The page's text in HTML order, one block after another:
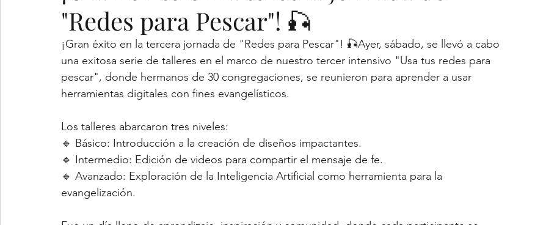
Amigos de Jesus Formacion Predica Escritas Las Acacias Ministry
"Redes para Pescar"! 🎣
¡Gran éxito en la tercera jornada de "Redes para Pescar"! 🎣Ayer, sábado, se llevó a cabo
una exitosa serie de talleres en el marco de nuestro tercer intensivo "Usa tus redes para
pescar", donde hermanos de 30 congregaciones, se reunieron para aprender a usar
herramientas digitales con fines evangelísticos.
Los talleres abarcaron tres niveles:
🔹 Básico: Introducción a la creación de diseños impactantes.
🔹 Intermedio: Edición de videos para compartir el mensaje de fe.
🔹 Avanzado: Exploración de la Inteligencia Artificial como herramienta para la
evangelización.